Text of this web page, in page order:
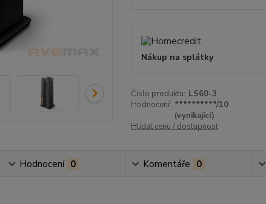
Nákup na splátky
Číslo produktu: LS60-3
Hodnocení: **********/10
(vynikající)
Hlídat cenu / dostupnost
Hodnocení 0 Komentáře 0